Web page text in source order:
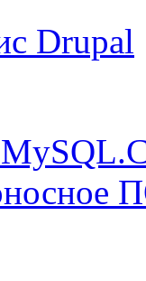
Drupal